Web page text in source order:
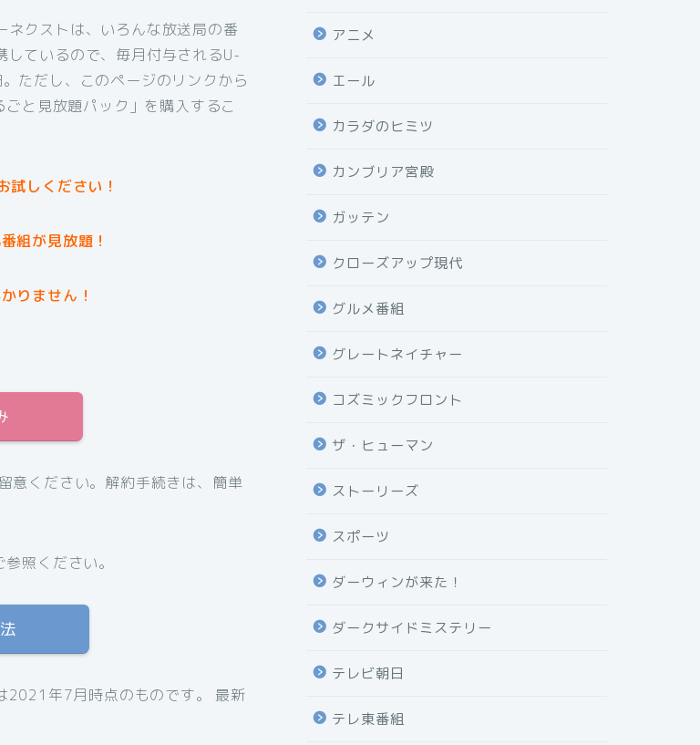
ネクストは、いろんな放送局の番
ているので、毎月付与されるU-
ただし、このページのリンクから
と見放題パック」を購入するこ
試しください！
組が見放題！
りません！
意ください。解約手続きは、簡単
照ください。
2021年7月時点のものです。 最新
アニメ
エール
カラダのヒミツ
カンブリア宮殿
ガッテン
クローズアップ現代
グルメ番組
グレートネイチャー
コズミックフロント
ザ・ヒューマン
ストーリーズ
スポーツ
ダーウィンが来た！
ダークサイドミステリー
テレビ朝日
テレ東番組